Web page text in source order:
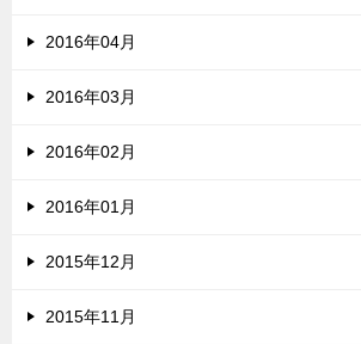
2016年04月
2016年03月
2016年02月
2016年01月
2015年12月
2015年11月